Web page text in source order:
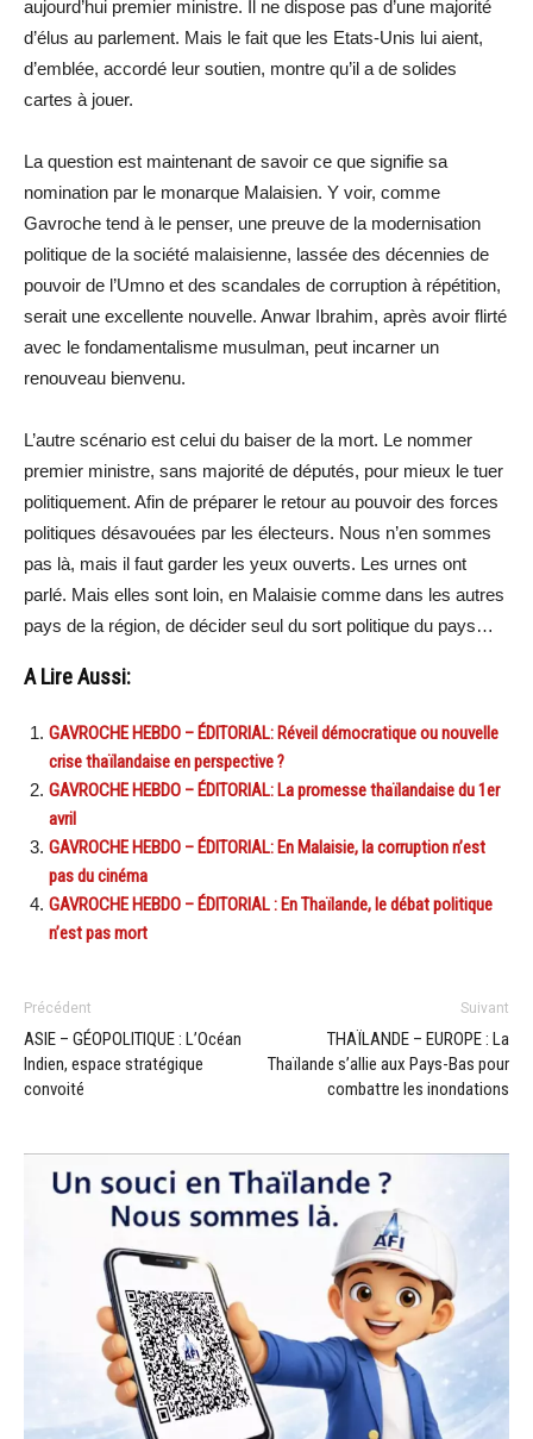
aujourd’hui premier ministre. Il ne dispose pas d’une majorité
d’élus au parlement. Mais le fait que les Etats-Unis lui aient,
d’emblée, accordé leur soutien, montre qu’il a de solides
cartes à jouer.
La question est maintenant de savoir ce que signifie sa
nomination par le monarque Malaisien. Y voir, comme
Gavroche tend à le penser, une preuve de la modernisation
politique de la société malaisienne, lassée des décennies de
pouvoir de l’Umno et des scandales de corruption à répétition,
serait une excellente nouvelle. Anwar Ibrahim, après avoir flirté
avec le fondamentalisme musulman, peut incarner un
renouveau bienvenu.
L’autre scénario est celui du baiser de la mort. Le nommer
premier ministre, sans majorité de députés, pour mieux le tuer
politiquement. Afin de préparer le retour au pouvoir des forces
politiques désavouées par les électeurs. Nous n’en sommes
pas là, mais il faut garder les yeux ouverts. Les urnes ont
parlé. Mais elles sont loin, en Malaisie comme dans les autres
pays de la région, de décider seul du sort politique du pays…
A Lire Aussi:
GAVROCHE HEBDO – ÉDITORIAL: Réveil démocratique ou nouvelle
crise thaïlandaise en perspective ?
GAVROCHE HEBDO – ÉDITORIAL: La promesse thaïlandaise du 1er
avril
GAVROCHE HEBDO – ÉDITORIAL: En Malaisie, la corruption n’est
pas du cinéma
GAVROCHE HEBDO – ÉDITORIAL : En Thaïlande, le débat politique
n’est pas mort
Précédent
ASIE – GÉOPOLITIQUE : L’Océan
Indien, espace stratégique
convoité
Suivant
THAÏLANDE – EUROPE : La
Thaïlande s’allie aux Pays-Bas pour
combattre les inondations